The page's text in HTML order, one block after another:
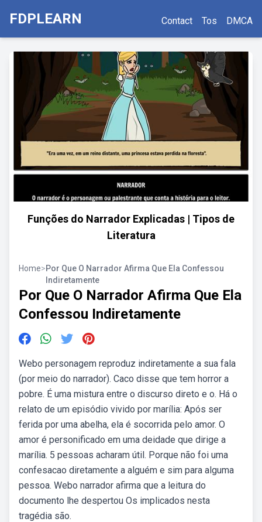
FDPLEARN Contact Tos DMCA
Funções do Narrador Explicadas | Tipos de
Literatura
Home>Por Que O Narrador Afirma Que Ela Confessou
Indiretamente
Por Que O Narrador Afirma Que Ela
Confessou Indiretamente
Webo personagem reproduz indiretamente a sua fala
(por meio do narrador). Caco disse que tem horror a
pobre. É uma mistura entre o discurso direto e o. Há o
relato de um episódio vivido por marília: Após ser
ferida por uma abelha, ela é socorrida pelo amor. O
amor é personificado em uma deidade que dirige a
marília. 5 pessoas acharam útil. Porque não foi uma
confesacao diretamente a alguém e sim para alguma
pessoa. Webo narrador afirma que a leitura do
documento lhe despertou Os implicados nesta
tragédia são.